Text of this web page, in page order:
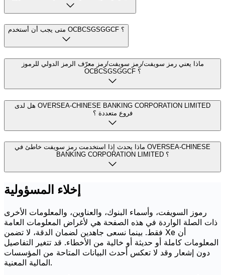
متى يجب أن أستخدم OCBCSGSGGCF ؟
ماذا يعني رمز سويفت/رمز سويفت/رمز معرّف الرمز الدولي للرموز
OCBCSGSGGCF ؟
هل لدى OVERSEA-CHINESE BANKING CORPORATION LIMITED
فروع متعددة ؟
ماذا يحدث إذا استخدمت رمز سويفت خاطئ في OVERSEA-CHINESE
BANKING CORPORATION LIMITED ؟
إخلاء المسؤولية
رموز السويفت، وأسماء البنوك، والعناوين، والمعلومات الأخرى
ذات الصلة الواردة في هذه الصفحة هي لأغراض المعلومات العامة
فقط. بينما نسعى جاهدين لضمان الدقة، لا تضمن Xe أن
المعلومات كاملة أو حديثة أو خالية من الأخطاء. قد تتغير التفاصيل
دون إشعار وقد لا تعكس أحدث البيانات المتاحة من المؤسسات
المالية المعنية.